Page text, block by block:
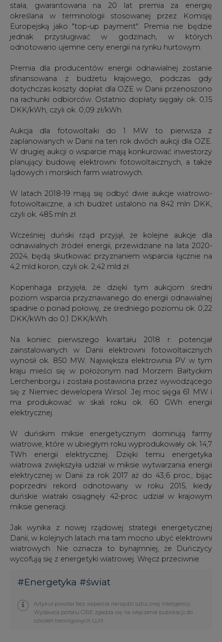
stała, gwarantowana na 20 lat premia za energię
określana w terminologii stosowanej przez Komisję
Europejską jako "top-up payment". Premia nie będzie
jednak przysługiwać w godzinach, w których
odnotowano ujemne ceny energii na rynku hurtowym.
Premia dla producentów energii odnawialnej zostanie
sfinansowana z budżetu krajowego, podczas gdy
dotychczas koszty dopłat dla OZE w Danii przenoszono
na rachunki odbiorców. Ostatnio dopłaty sięgały ok. 0,15
DKK/kWh, czyli ok. 0,09 zł/kWh.
Aukcja dla fotowoltaiki do 1 MW to pierwsza z
zaplanowanych w Danii na ten rok dwóch aukcji dla OZE.
W drugiej aukcji o wsparcie mają konkurować inwestorzy
planujący budowę elektrowni fotowoltaicznych, a także
lądowych i morskich farm wiatrowych.
W latach 2018-19 mają się odbyć dwie aukcje wiatrowo-
fotowoltaiczne, a ich budżet ustalono na 842 mln DKK,
czyli ok. 485 mln zł.
Wcześniej duński rząd przyjął, że kolejne aukcje dla
odnawialnych źródeł energii, przewidziane na lata 2020-
2024, będą skutkować przyznaniem wsparcia łącznie na
4,2 mld koron, czyli ok. 2,42 mld zł.
Kopenhaga przyjęła, że dzięki tym aukcjom średni
poziom wsparcia przyznawanego do energii odnawialnej
spadnie o ponad połowę, ze średniego poziomu ok. 0,22
DKK/kWh do 0,1 DKK/kWh.
Na koniec pierwszego kwartału 2018 r. potencjał
zainstalowanych w Danii elektrowni fotowoltaicznych
wynosił ok. 850 MW. Największa elektrownia PV w tym
kraju mieści się w położonym nad Morzem Bałtyckim
Lerchenborgu i została postawiona przez wywodzącego
się z Niemiec dewelopera Wirsol. Jej moc sięga 61 MW i
ma produkować w skali roku ok. 60 GWh energii
elektrycznej.
W duńskim miksie energetycznym dominują farmy
wiatrowe, które w ubiegłym roku wyprodukowały ok. 14,7
TWh energii elektrycznej. Dzięki temu energetyka
wiatrowa zwiększyła udział w miksie wytwarzania energii
elektrycznej w Danii za rok 2017 aż do 43,6 proc., bijąc
poprzedni rekord odnotowany w roku 2015, kiedy
duńskie wiatraki osiągnęły 42-proc. udział w krajowym
miksie generacji.
Jak wynika z nowej rządowej strategii energetycznej
Danii, w kolejnych latach ma tam mocno ubyć elektrowni
wiatrowych. Nie oznacza to bynajmniej, że Duńczycy
wycofują się z energetyki wiatrowej. Wręcz przeciwnie.
#Energetyka #świat
Artykuł powstał bez wsparcia narzędzi sztucznej inteligencji.
Wydawca portalu CIRE zgadza się na włączenie publikacji do
szkoleń treningowych LLM.